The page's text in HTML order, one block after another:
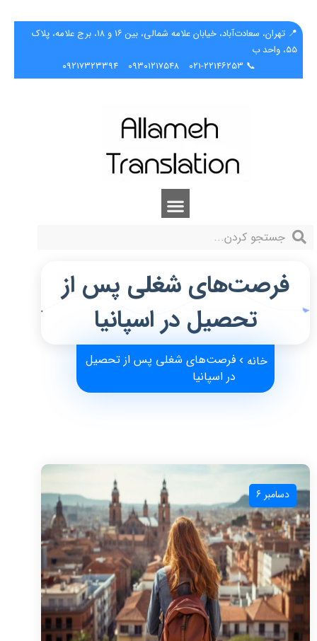
📍 تهران، سعادت‌آباد، خیابان علامه شمالی، بین ۱۶ و ۱۸، برج علامه، پلاک
۵۵، واحد ب
📞 ۰۲۱-۲۲۱۴۶۲۵۳
۰۹۳۰۱۲۱۷۵۴۸ ۰۹۲۱۷۳۲۳۳۹۴
فرصت‌های شغلی پس از
تحصیل در اسپانیا
خانه
فرصت‌های شغلی پس از تحصیل
در اسپانیا
دسامبر 6